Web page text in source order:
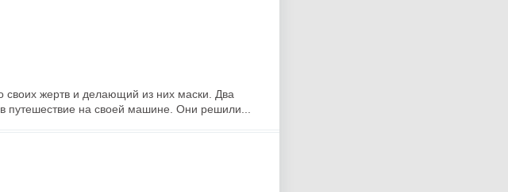
жертв и делающий из них маски. Два
путешествие на своей машине. Они решили...